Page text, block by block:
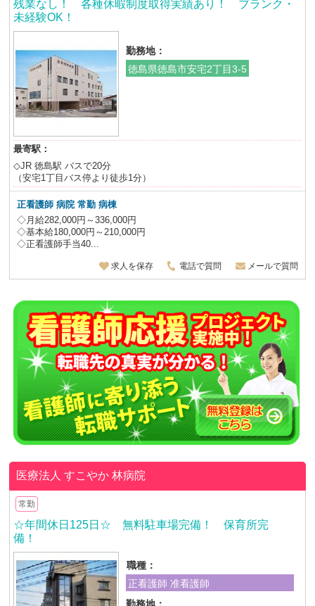
残業なし！ 各種休暇制度取得実績あり！ ブランク・
未経験OK！
勤務地：
徳島県徳島市安宅2丁目3-5
最寄駅：
◇JR 徳島駅 バスで20分
（安宅1丁目バス停より徒歩1分）
正看護師 病院 常勤 病棟
◇月給282,000円～336,000円
◇基本給180,000円～210,000円
◇正看護師手当40...
求人を保存 電話で質問 メールで質問
医療法人 すこやか林病院
常勤
☆年間休日125日☆ 無料駐車場完備！ 保育所完
備！
職種：
正看護師 准看護師